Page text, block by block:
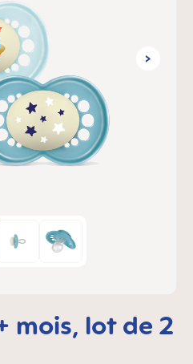
mois, lot de 2